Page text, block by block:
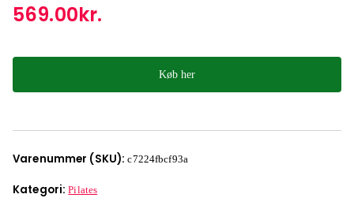
569.00kr.
Køb her
Varenummer (SKU):c7224fbcf93a
Kategori:Pilates